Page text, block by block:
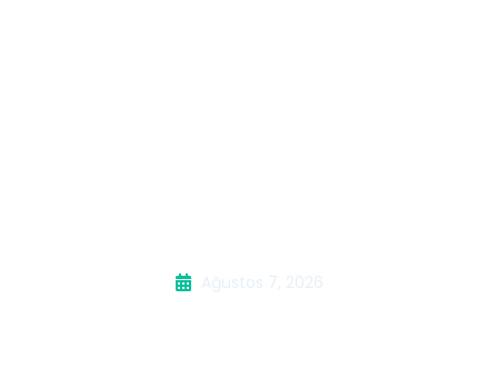
Ağustos 7, 2026